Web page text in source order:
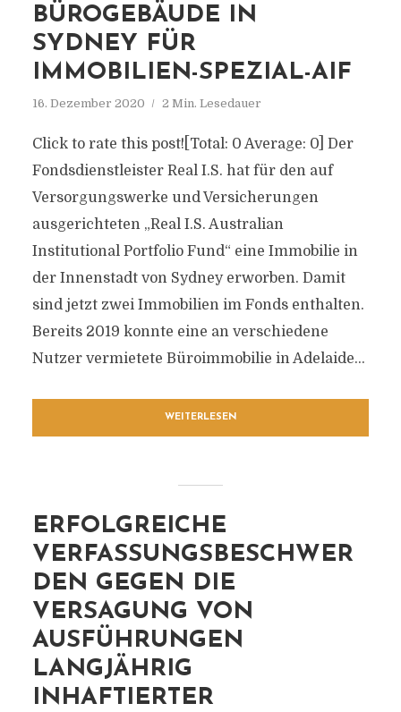
BÜROGEBÄUDE IN
SYDNEY FÜR
IMMOBILIEN-SPEZIAL-AIF
16. Dezember 2020 2 Min. Lesedauer
Click to rate this post![Total: 0 Average: 0] Der
Fondsdienstleister Real I.S. hat für den auf
Versorgungswerke und Versicherungen
ausgerichteten „Real I.S. Australian
Institutional Portfolio Fund“ eine Immobilie in
der Innenstadt von Sydney erworben. Damit
sind jetzt zwei Immobilien im Fonds enthalten.
Bereits 2019 konnte eine an verschiedene
Nutzer vermietete Büroimmobilie in Adelaide...
WEITERLESEN
ERFOLGREICHE
VERFASSUNGSBESCHWER
DEN GEGEN DIE
VERSAGUNG VON
AUSFÜHRUNGEN
LANGJÄHRIG
INHAFTIERTER